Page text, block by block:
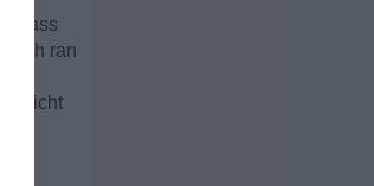
dass
ran
nicht